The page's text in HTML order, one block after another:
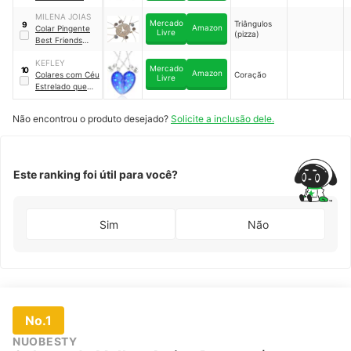
LN00085A
9
MILENA JOIAS
Colar Pingente
Best Friends
5 Pçs｜B28
Mercado
Livre
Amazon
Triângulos
(pizza)
10
KEFLEY
Colares com Céu
Estrelado que
Brilha no Escuro
Mercado
Livre
Amazon Coração
Não encontrou o produto desejado? Solicite a inclusão dele.
Este ranking foi útil para você?
Sim Não
No.1
NUOBESTY